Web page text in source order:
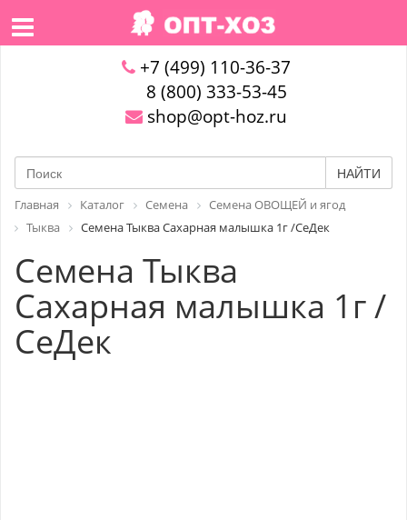
+7 (499) 110-36-37
8 (800) 333-53-45
shop@opt-hoz.ru
НАЙТИ
Главная Каталог Семена
Семена ОВОЩЕЙ и ягод
Тыква
Семена Тыква Сахарная малышка 1г /СеДек
Семена Тыква
Сахарная малышка 1г /
СеДек